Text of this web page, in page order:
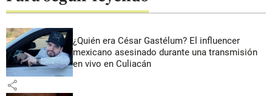
¿Quién era César Gastélum? El influencer
mexicano asesinado durante una transmisión
en vivo en Culiacán
share